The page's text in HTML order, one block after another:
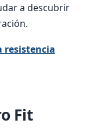
a descubrir
resistencia
Fit